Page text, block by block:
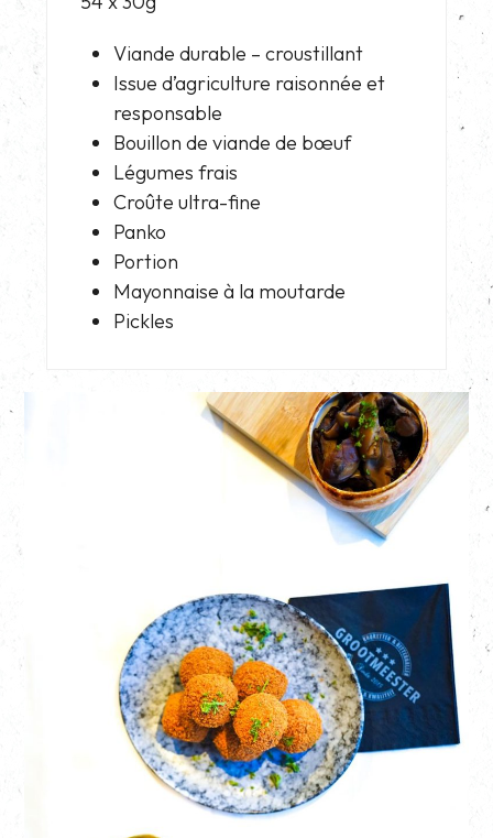
Viande durable – croustillant
Issue d’agriculture raisonnée et
responsable
Bouillon de viande de bœuf
Légumes frais
Croûte ultra-fine
Panko
Portion
Mayonnaise à la moutarde
Pickles